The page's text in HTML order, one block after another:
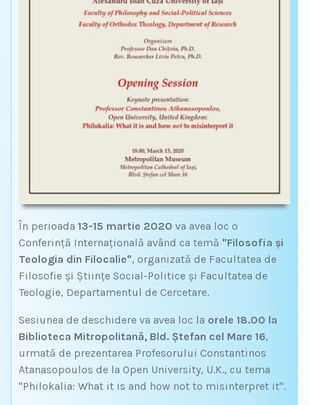
În perioada 13-15 martie 2020 va avea loc o
Conferință Internațională având ca temă "Filosofia și
Teologia din Filocalie", organizată de Facultatea de
Filosofie și Științe Social-Politice și Facultatea de
Teologie, Departamentul de Cercetare.
Sesiunea de deschidere va avea loc la orele 18.00 la
Biblioteca Mitropolitană, Bld. Ștefan cel Mare 16,
urmată de prezentarea Profesorului Constantinos
Atanasopoulos de la Open University, U.K., cu tema
"Philokalia: What it is and how not to misinterpret it".